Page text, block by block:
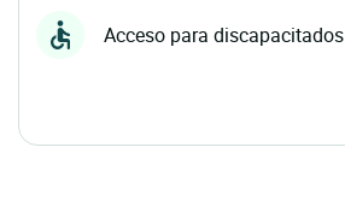
Acceso para discapacitados